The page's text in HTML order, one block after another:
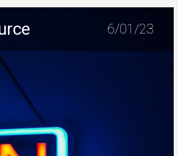
6/01/23